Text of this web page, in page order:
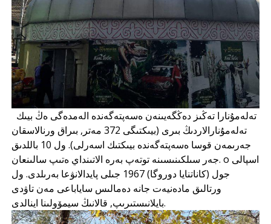
تەلەمۇنارالاردىڭ بىرى (بيىكتىگى 372 مەتر, بىراق ورنالاسقان
جەرىمەن قوسا ەسەپتەگەندە بيىكتىك اسەرلى). ول 10 باللدىق
جەر سىلكىنىسىنە توتەپ بەرە الاتىنداي ەتىپ سالىنعان. o اسپالى
جول (كاناتنايا دوروگا) 1967 جىلى پايدالانۋعا بەرىلدى. ول
ورتالىق مادەنيەت جانە دەمالىس ساياباعى مەن تاۋدى
بايلانىستىرىپ, قالانىڭ سيمۆولىنا اينالدى.